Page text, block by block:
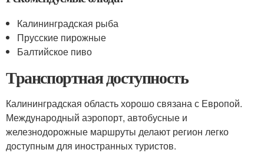
Калининградская рыба
Прусские пирожные
Балтийское пиво
Транспортная доступность
Калининградская область хорошо связана с Европой.
Международный аэропорт, автобусные и
железнодорожные маршруты делают регион легко
доступным для иностранных туристов.